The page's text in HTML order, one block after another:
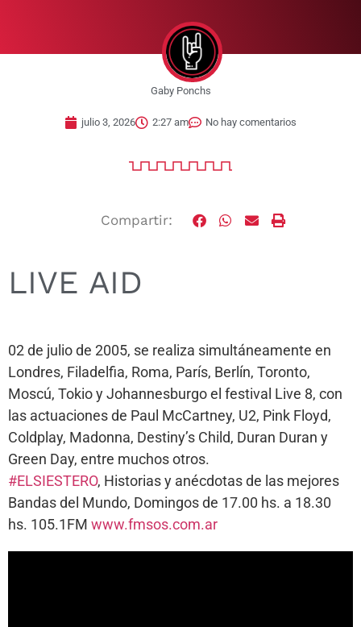
Gaby Ponchs
julio 3, 2026 2:27 am No hay comentarios
Compartir:
LIVE AID
02 de julio de 2005, se realiza simultáneamente en
Londres, Filadelfia, Roma, París, Berlín, Toronto,
Moscú, Tokio y Johannesburgo el festival Live 8, con
las actuaciones de Paul McCartney, U2, Pink Floyd,
Coldplay, Madonna, Destiny’s Child, Duran Duran y
Green Day, entre muchos otros.
#ELSIESTERO, Historias y anécdotas de las mejores
Bandas del Mundo, Domingos de 17.00 hs. a 18.30
hs. 105.1FM www.fmsos.com.ar